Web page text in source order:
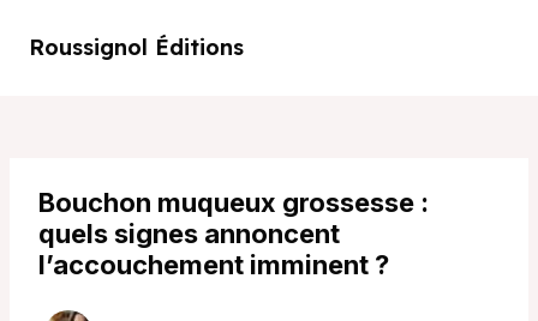
Roussignol Éditions
Bouchon muqueux grossesse :
quels signes annoncent
l’accouchement imminent ?